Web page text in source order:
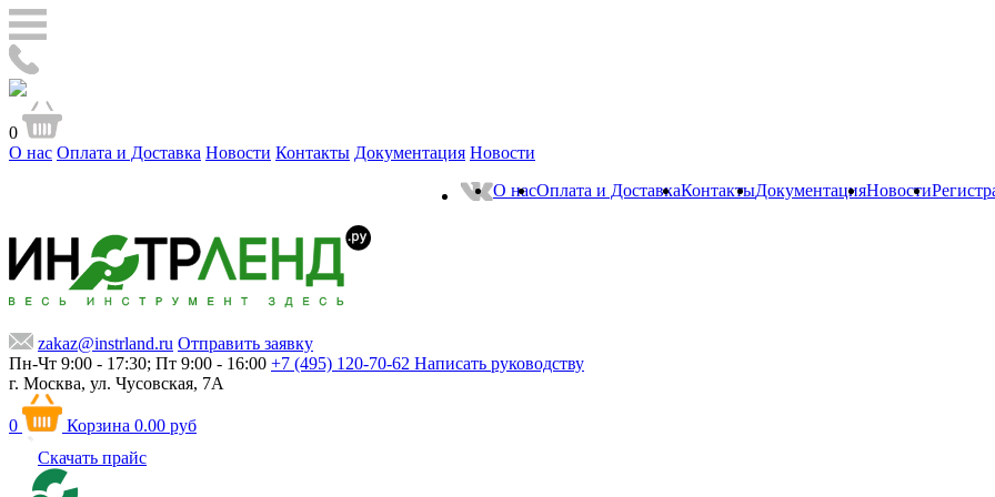
0
О нас Оплата и Доставка Новости Контакты Документация Новости
О насОплата и ДоставкаКонтактыДокументацияНовости
zakaz@instrland.ru Отправить заявку
Пн-Чт 9:00 - 17:30; Пт 9:00 - 16:00 +7 (495) 120-70-62 Написать руководству
г. Москва, ул. Чусовская, 7А
0 Корзина 0.00 руб
Скачать прайс